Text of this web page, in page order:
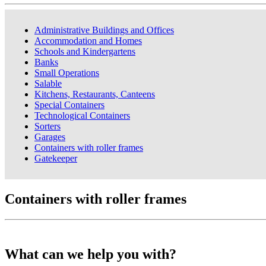
Administrative Buildings and Offices
Accommodation and Homes
Schools and Kindergartens
Banks
Small Operations
Salable
Kitchens, Restaurants, Canteens
Special Containers
Technological Containers
Sorters
Garages
Containers with roller frames
Gatekeeper
Containers with roller frames
What can we help you with?